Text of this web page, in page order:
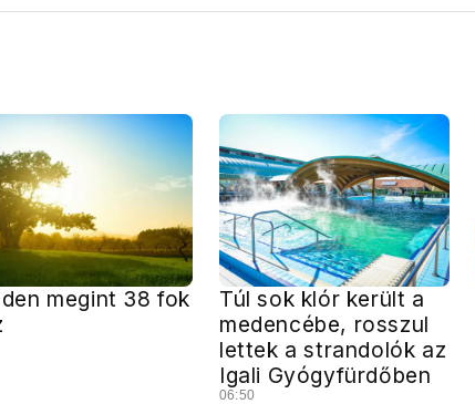
megint 38 fok
Túl sok klór került a
medencébe, rosszul
lettek a strandolók az
Igali Gyógyfürdőben
06:50